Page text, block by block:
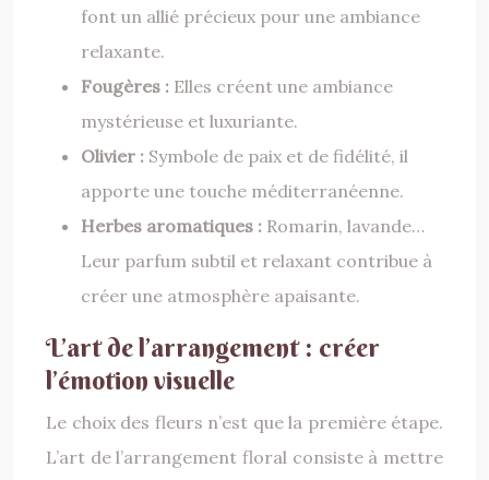
font un allié précieux pour une ambiance
relaxante.
Fougères : Elles créent une ambiance
mystérieuse et luxuriante.
Olivier : Symbole de paix et de fidélité, il
apporte une touche méditerranéenne.
Herbes aromatiques : Romarin, lavande…
Leur parfum subtil et relaxant contribue à
créer une atmosphère apaisante.
L’art de l’arrangement : créer
l’émotion visuelle
Le choix des fleurs n’est que la première étape.
L’art de l’arrangement floral consiste à mettre